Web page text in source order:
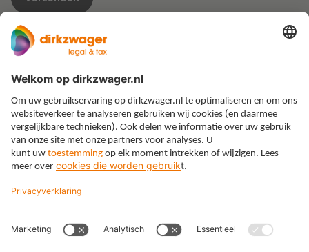
Expertises
Thema’s